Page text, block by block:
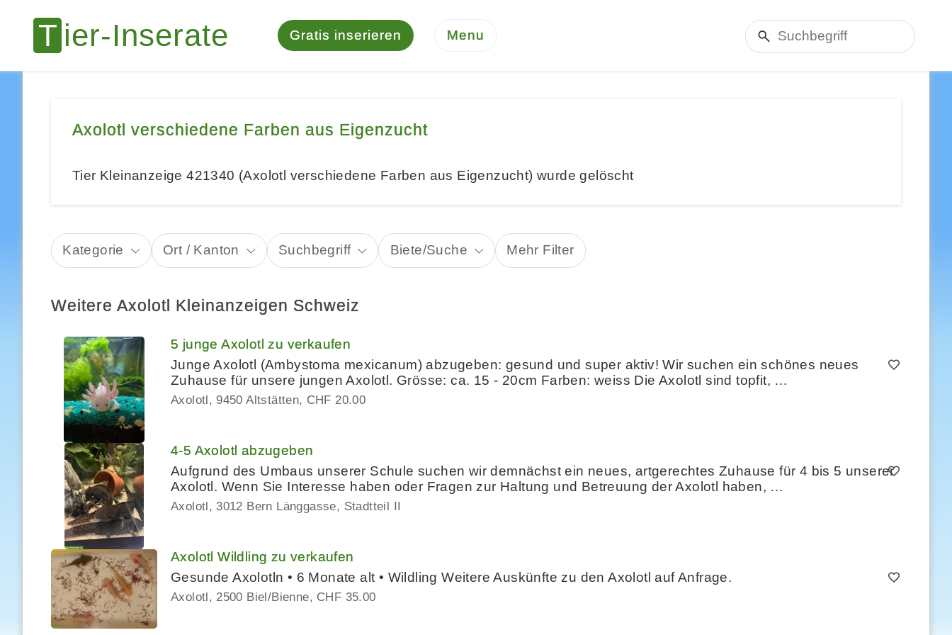
Gratis inserieren Menu
Axolotl verschiedene Farben aus Eigenzucht
Tier Kleinanzeige 421340 (Axolotl verschiedene Farben aus Eigenzucht) wurde gelöscht
Kategorie Ort / Kanton Suchbegriff Biete/Suche Mehr Filter
Weitere Axolotl Kleinanzeigen Schweiz
5 junge Axolotl zu verkaufen
Junge Axolotl (Ambystoma mexicanum) abzugeben: gesund und super aktiv! ​Wir suchen ein schönes neues
Zuhause für unsere jungen Axolotl. ​Grösse: ca. 15 - 20cm ​Farben: weiss Die Axolotl sind topfit, …
Axolotl 9450 Altstätten CHF 20.00
4-5 Axolotl abzugeben
Aufgrund des Umbaus unserer Schule suchen wir demnächst ein neues, artgerechtes Zuhause für 4 bis 5 unserer
Axolotl. Wenn Sie Interesse haben oder Fragen zur Haltung und Betreuung der Axolotl haben, …
Axolotl 3012 Bern Länggasse, Stadtteil II
Axolotl Wildling zu verkaufen
Gesunde Axolotln • 6 Monate alt • Wildling Weitere Auskünfte zu den Axolotl auf Anfrage.
Axolotl 2500 Biel/Bienne CHF 35.00